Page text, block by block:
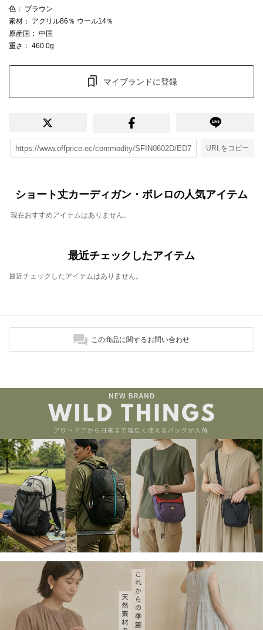
色 ： ブラウン
素材 ： アクリル86％ ウール14％
原産国 ： 中国
重さ ： 460.0g
マイブランドに登録
URLをコピー
ショート丈カーディガン・ボレロの人気アイテム
現在おすすめアイテムはありません。
最近チェックしたアイテム
最近チェックしたアイテムはありません。
この商品に関するお問い合わせ